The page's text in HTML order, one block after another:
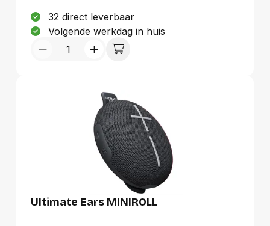
gebruik: Universeel
32 direct leverbaar
Volgende werkdag in huis
Ultimate Ears MINIROLL